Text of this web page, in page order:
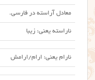
معادل آراسته در فارسی.
ئاراسته یعنی: زیبا
ئارام یعنی: ارام/ارامش